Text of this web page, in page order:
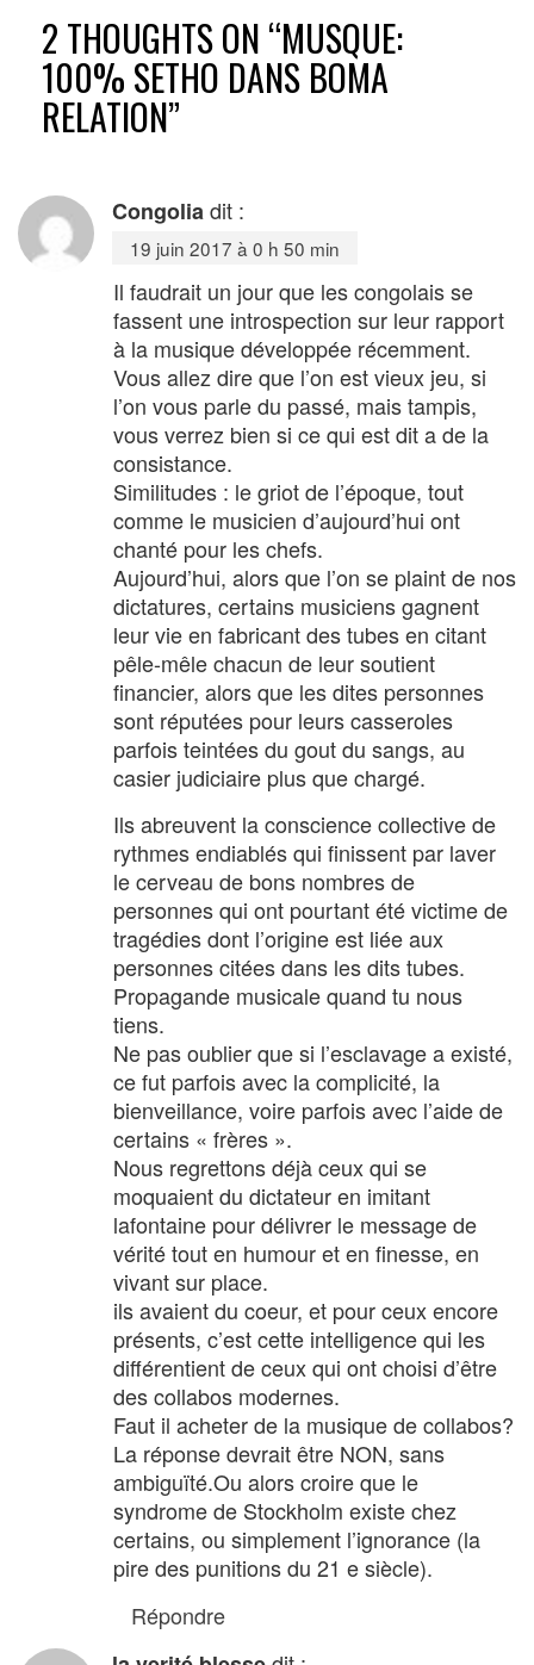
2 THOUGHTS ON “MUSQUE:
100% SETHO DANS BOMA
RELATION”
Congoliadit :
19 juin 2017 à 0 h 50 min
Il faudrait un jour que les congolais se
fassent une introspection sur leur rapport
à la musique développée récemment.
Vous allez dire que l’on est vieux jeu, si
l’on vous parle du passé, mais tampis,
vous verrez bien si ce qui est dit a de la
consistance.
Similitudes : le griot de l’époque, tout
comme le musicien d’aujourd’hui ont
chanté pour les chefs.
Aujourd’hui, alors que l’on se plaint de nos
dictatures, certains musiciens gagnent
leur vie en fabricant des tubes en citant
pêle-mêle chacun de leur soutient
financier, alors que les dites personnes
sont réputées pour leurs casseroles
parfois teintées du gout du sangs, au
casier judiciaire plus que chargé.
Ils abreuvent la conscience collective de
rythmes endiablés qui finissent par laver
le cerveau de bons nombres de
personnes qui ont pourtant été victime de
tragédies dont l’origine est liée aux
personnes citées dans les dits tubes.
Propagande musicale quand tu nous
tiens.
Ne pas oublier que si l’esclavage a existé,
ce fut parfois avec la complicité, la
bienveillance, voire parfois avec l’aide de
certains « frères ».
Nous regrettons déjà ceux qui se
moquaient du dictateur en imitant
lafontaine pour délivrer le message de
vérité tout en humour et en finesse, en
vivant sur place.
ils avaient du coeur, et pour ceux encore
présents, c’est cette intelligence qui les
différentient de ceux qui ont choisi d’être
des collabos modernes.
Faut il acheter de la musique de collabos?
La réponse devrait être NON, sans
ambiguïté.Ou alors croire que le
syndrome de Stockholm existe chez
certains, ou simplement l’ignorance (la
pire des punitions du 21 e siècle).
Répondre